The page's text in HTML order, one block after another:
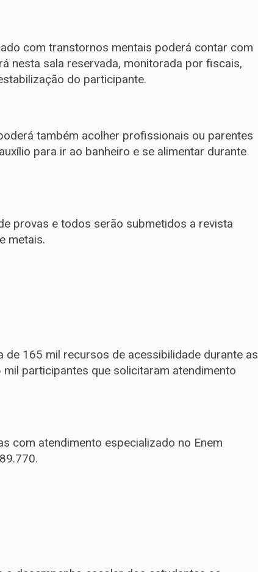
com transtornos mentais poderá contar com
nesta sala reservada, monitorada por fiscais,
do participante.
também acolher profissionais ou parentes
para ir ao banheiro e se alimentar durante
provas e todos serão submetidos a revista
metais.
de 165 mil recursos de acessibilidade durante as
participantes que solicitaram atendimento
com atendimento especializado no Enem